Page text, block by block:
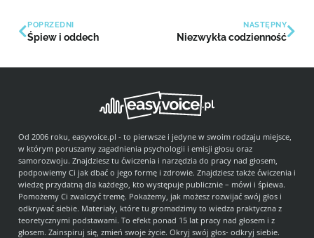
POPRZEDNI
Śpiew i oddech
NASTĘPNY
Niezwykła codzienność
Od 2006 roku, easyvoice.pl - to pierwsze i jedyne w swoim rodzaju miejsce,
w którym poruszamy zagadnienia psychologii i emisji głosu oraz
samorozwoju. Znajdziesz tu ćwiczenia i narzędzia do pracy nad głosem,
podpowiemy Ci jak dbać o jego formę i zdrowie. Znajdziesz także ćwiczenia i
wiedzę przydatną dla każdego, kto występuje publicznie – mówi i śpiewa.
Pomożemy Ci zwalczyć tremę. Pokażemy, jak możesz rozwijać swój głos i
odkrywać siebie. Materiały, które tu gromadzimy to wiedza praktyczna z
teoretycznymi podstawami. To efekt ponad 15 lat pracy nad głosem i z
głosem. Zainspiruj się, zmień swoje życie. Okryj swój głos- odkryj siebie.